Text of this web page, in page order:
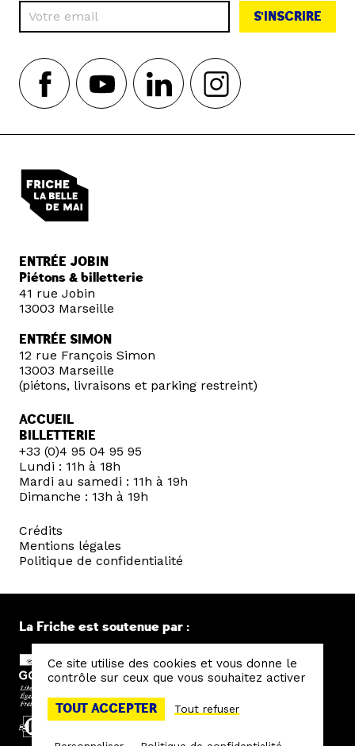
S'INSCRIRE
ENTRÉE JOBIN
Piétons & billetterie
41 rue Jobin
13003 Marseille
ENTRÉE SIMON
12 rue François Simon
13003 Marseille
(piétons, livraisons et parking restreint)
ACCUEIL
BILLETTERIE
+33 (0)4 95 04 95 95
Lundi : 11h à 18h
Mardi au samedi : 11h à 19h
Dimanche : 13h à 19h
Crédits
Mentions légales
Politique de confidentialité
La Friche est soutenue par :
Ce site utilise des cookies et vous donne le
contrôle sur ceux que vous souhaitez activer
TOUT ACCEPTER Tout refuser